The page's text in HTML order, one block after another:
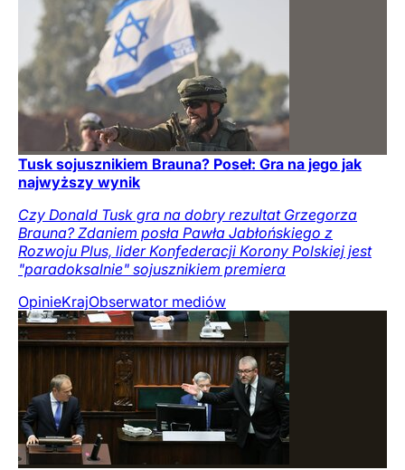
Tusk sojusznikiem Brauna? Poseł: Gra na jego jak
najwyższy wynik
Czy Donald Tusk gra na dobry rezultat Grzegorza
Brauna? Zdaniem posła Pawła Jabłońskiego z
Rozwoju Plus, lider Konfederacji Korony Polskiej jest
"paradoksalnie" sojusznikiem premiera
OpinieKrajObserwator mediów